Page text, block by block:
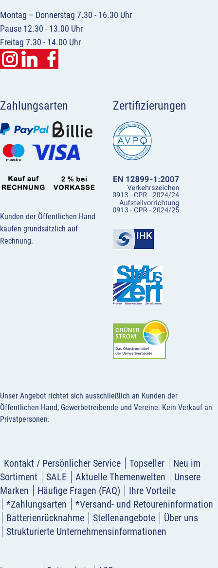
Montag – Donnerstag 7.30 - 16.30 Uhr
Pause 12.30 - 13.00 Uhr
Freitag 7.30 - 14.00 Uhr
Zahlungsarten
Kunden der Öffentlichen-Hand
kaufen grundsätzlich auf
Rechnung.
Zertifizierungen
Unser Angebot richtet sich ausschließlich an Kunden der
Öffentlichen-Hand, Gewerbetreibende und Vereine. Kein Verkauf an
Privatpersonen.
Kontakt / Persönlicher Service Topseller
Neu im
Sortiment
SALE Aktuelle Themenwelten
Unsere
Marken
Häufige Fragen (FAQ)
Ihre Vorteile
*Zahlungsarten
*Versand- und Retoureninformation
Batterienrücknahme
Stellenangebote
Über uns
Strukturierte Unternehmensinformationen